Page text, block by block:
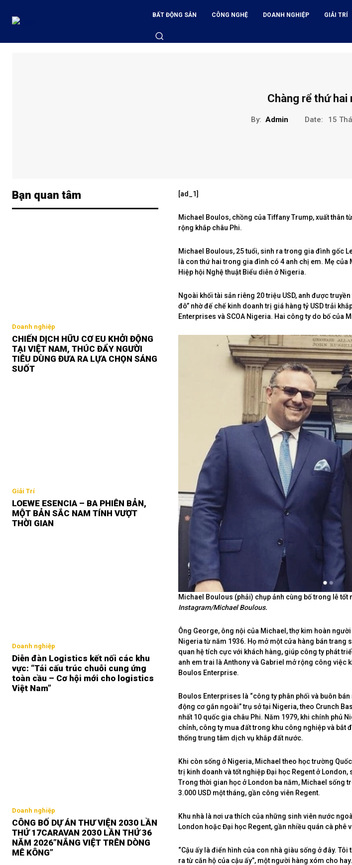
BẤT ĐỘNG SẢN CÔNG NGHỆ DOANH NGHIỆP GIẢI TRÍ
Chàng rể thứ hai
By: Admin Date: 15
Bạn quan tâm
Doanh nghiệp
CHIẾN DỊCH HỮU CƠ EU KHỞI ĐỘNG
TẠI VIỆT NAM, THÚC ĐẨY NGƯỜI
TIÊU DÙNG ĐƯA RA LỰA CHỌN SÁNG
SUỐT
Giải Trí
LOEWE ESENCIA – BA PHIÊN BẢN,
MỘT BẢN SẮC NAM TÍNH VƯỢT
THỜI GIAN
Doanh nghiệp
Diễn đàn Logistics kết nối các khu
vực: “Tái cấu trúc chuỗi cung ứng
toàn cầu – Cơ hội mới cho logistics
Việt Nam”
Doanh nghiệp
CÔNG BỐ DỰ ÁN THƯ VIỆN 2030 LẦN
THỨ 17CARAVAN 2030 LẦN THỨ 36
NĂM 2026”NẮNG VIỆT TRÊN DÒNG
MÊ KÔNG”
[ad_1]
Michael Boulos, chồng của Tiffany Trump, xuất thân
rộng khắp châu Phi.
Michael Boulous, 25 tuổi, sinh ra trong gia đình gốc
là con thứ hai trong gia đình có 4 anh chị em. Mẹ
Hiệp hội Nghệ thuật Biểu diễn ở Nigeria.
Ngoài khối tài sản riêng 20 triệu USD, anh được
đô” nhờ đế chế kinh doanh trị giá hàng tỷ USD trải
Enterprises và SCOA Nigeria. Hai công ty do bố của
Michael Boulous (phải) chụp ảnh cùng bố trong lễ tốt
Instagram/Michael Boulous.
Ông George, ông nội của Michael, thợ kim hoàn
Nigeria từ năm 1936. Họ mở một cửa hàng bán trang
quan hệ tích cực với khách hàng, giúp công ty phát
anh em trai là Anthony và Gabriel mở rộng công việc
Boulos Enterprise.
Boulos Enterprises là “công ty phân phối và buôn
động cơ gắn ngoài” trụ sở tại Nigeria, theo Crunch
nhất 10 quốc gia châu Phi. Năm 1979, khi chính phủ
chỉnh, công ty mua đất trong khu công nghiệp và bắt
thống trung tâm dịch vụ khắp đất nước.
Khi còn sống ở Nigeria, Michael theo học trường
trị kinh doanh và tốt nghiệp Đại học Regent ở
Trong thời gian học ở London ba năm, Michael sống
3.000 USD một tháng, gần công viên Regent.
Khu nhà là nơi ưa thích của những sinh viên nước
London hoặc Đại học Regent, gần nhiều quán cà phê
“Cậu ấy là điển hình của con nhà giàu sống ở đây.
ra từ căn hộ của cậu ấy”, một người hàng xóm cho hay.